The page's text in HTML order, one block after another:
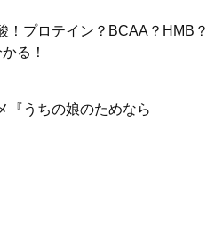
！プロテイン？BCAA？HMB？
る！
『うちの娘のためなら